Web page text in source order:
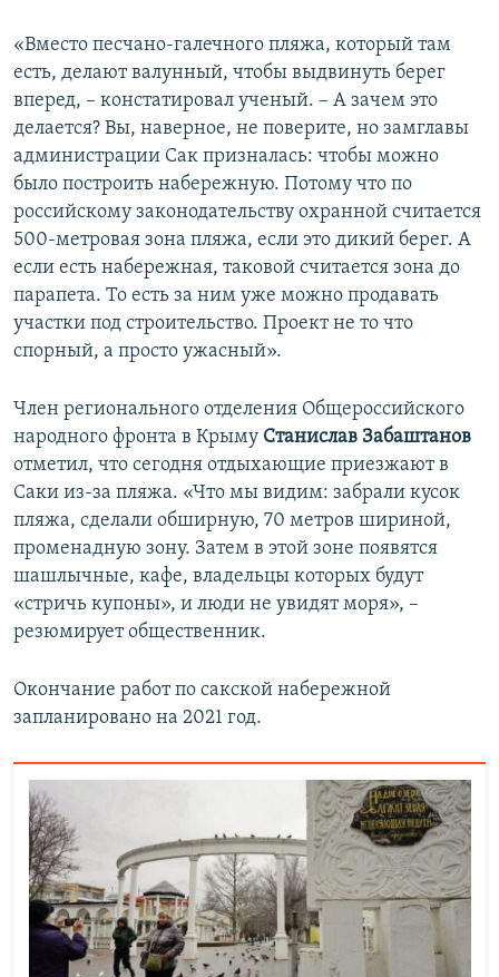
«Вместо песчано-галечного пляжа, который там
есть, делают валунный, чтобы выдвинуть берег
вперед, – констатировал ученый. – А зачем это
делается? Вы, наверное, не поверите, но замглавы
администрации Сак призналась: чтобы можно
было построить набережную. Потому что по
российскому законодательству охранной считается
500-метровая зона пляжа, если это дикий берег. А
если есть набережная, таковой считается зона до
парапета. То есть за ним уже можно продавать
участки под строительство. Проект не то что
спорный, а просто ужасный».
Член регионального отделения Общероссийского
народного фронта в Крыму Станислав Забаштанов
отметил, что сегодня отдыхающие приезжают в
Саки из-за пляжа. «Что мы видим: забрали кусок
пляжа, сделали обширную, 70 метров шириной,
променадную зону. Затем в этой зоне появятся
шашлычные, кафе, владельцы которых будут
«стричь купоны», и люди не увидят моря», –
резюмирует общественник.
Окончание работ по сакской набережной
запланировано на 2021 год.